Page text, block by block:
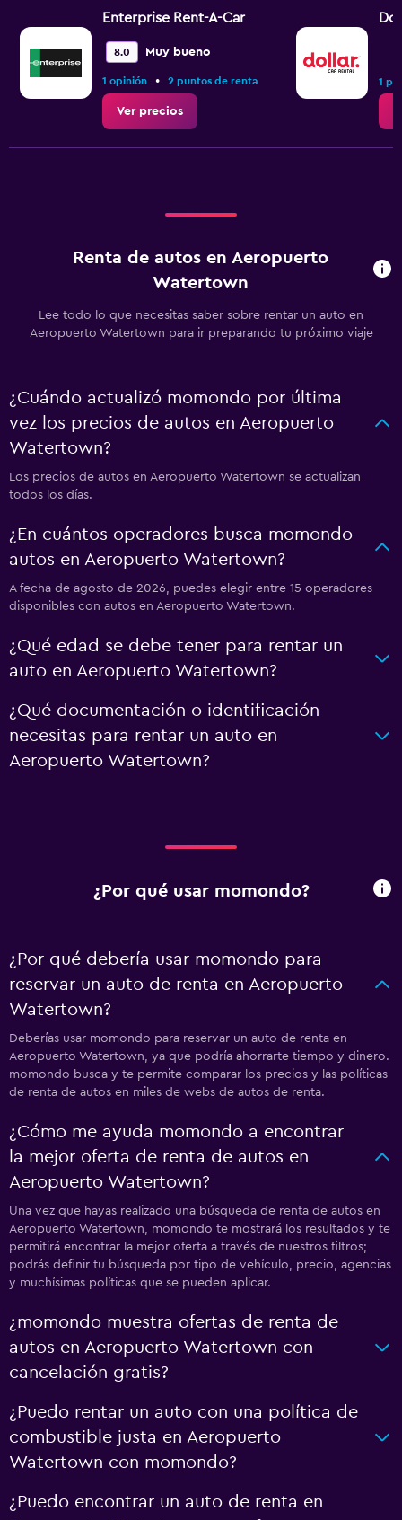
Enterprise Rent-A-Car
8.0 Muy bueno
1 opinión • 2 puntos de renta
Ver precios
1
Renta de autos en Aeropuerto
Watertown
Lee todo lo que necesitas saber sobre rentar un auto en
Aeropuerto Watertown para ir preparando tu próximo viaje
¿Cuándo actualizó momondo por última
vez los precios de autos en Aeropuerto
Watertown?
Los precios de autos en Aeropuerto Watertown se actualizan
todos los días.
¿En cuántos operadores busca momondo
autos en Aeropuerto Watertown?
A fecha de agosto de 2026, puedes elegir entre 15 operadores
disponibles con autos en Aeropuerto Watertown.
¿Qué edad se debe tener para rentar un
auto en Aeropuerto Watertown?
¿Qué documentación o identificación
necesitas para rentar un auto en
Aeropuerto Watertown?
¿Por qué usar momondo?
¿Por qué debería usar momondo para
reservar un auto de renta en Aeropuerto
Watertown?
Deberías usar momondo para reservar un auto de renta en
Aeropuerto Watertown, ya que podría ahorrarte tiempo y dinero.
momondo busca y te permite comparar los precios y las políticas
de renta de autos en miles de webs de autos de renta.
¿Cómo me ayuda momondo a encontrar
la mejor oferta de renta de autos en
Aeropuerto Watertown?
Una vez que hayas realizado una búsqueda de renta de autos en
Aeropuerto Watertown, momondo te mostrará los resultados y te
permitirá encontrar la mejor oferta a través de nuestros filtros;
podrás definir tu búsqueda por tipo de vehículo, precio, agencias
y muchísimas políticas que se pueden aplicar.
¿momondo muestra ofertas de renta de
autos en Aeropuerto Watertown con
cancelación gratis?
¿Puedo rentar un auto con una política de
combustible justa en Aeropuerto
Watertown con momondo?
¿Puedo encontrar un auto de renta en